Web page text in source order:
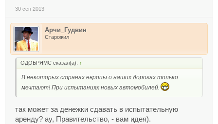
30 сен 2013
Арчи_Гудвин
Старожил
ОДОБРЯМС сказал(а): ↑
В некоторых странах европы о наших дорогах только
мечтают! При испытаниях новых автомобилей.
так может за денежки сдавать в испытательную
аренду? ау, Правительство, - вам идея).